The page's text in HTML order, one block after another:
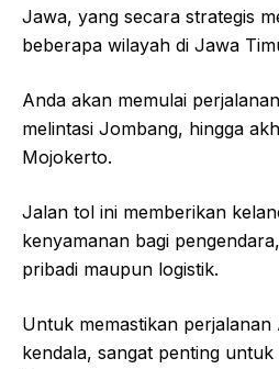
Jawa, yang secara strategis
beberapa wilayah di Jawa
Anda akan memulai
melintasi Jombang, hingga
Mojokerto.
Jalan tol ini memberikan
kenyamanan bagi
pribadi maupun logistik.
Untuk memastikan
kendala, sangat penting